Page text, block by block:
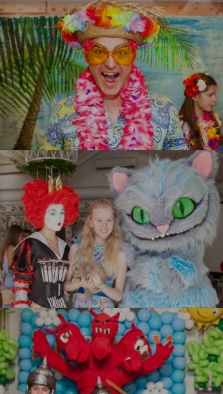
УЗНАТЬ БОЛЬШЕ
УЗНАТЬ БОЛЬШЕ
Гавайи
УЗНАТЬ БОЛЬШЕ
Алиса в стране чудес